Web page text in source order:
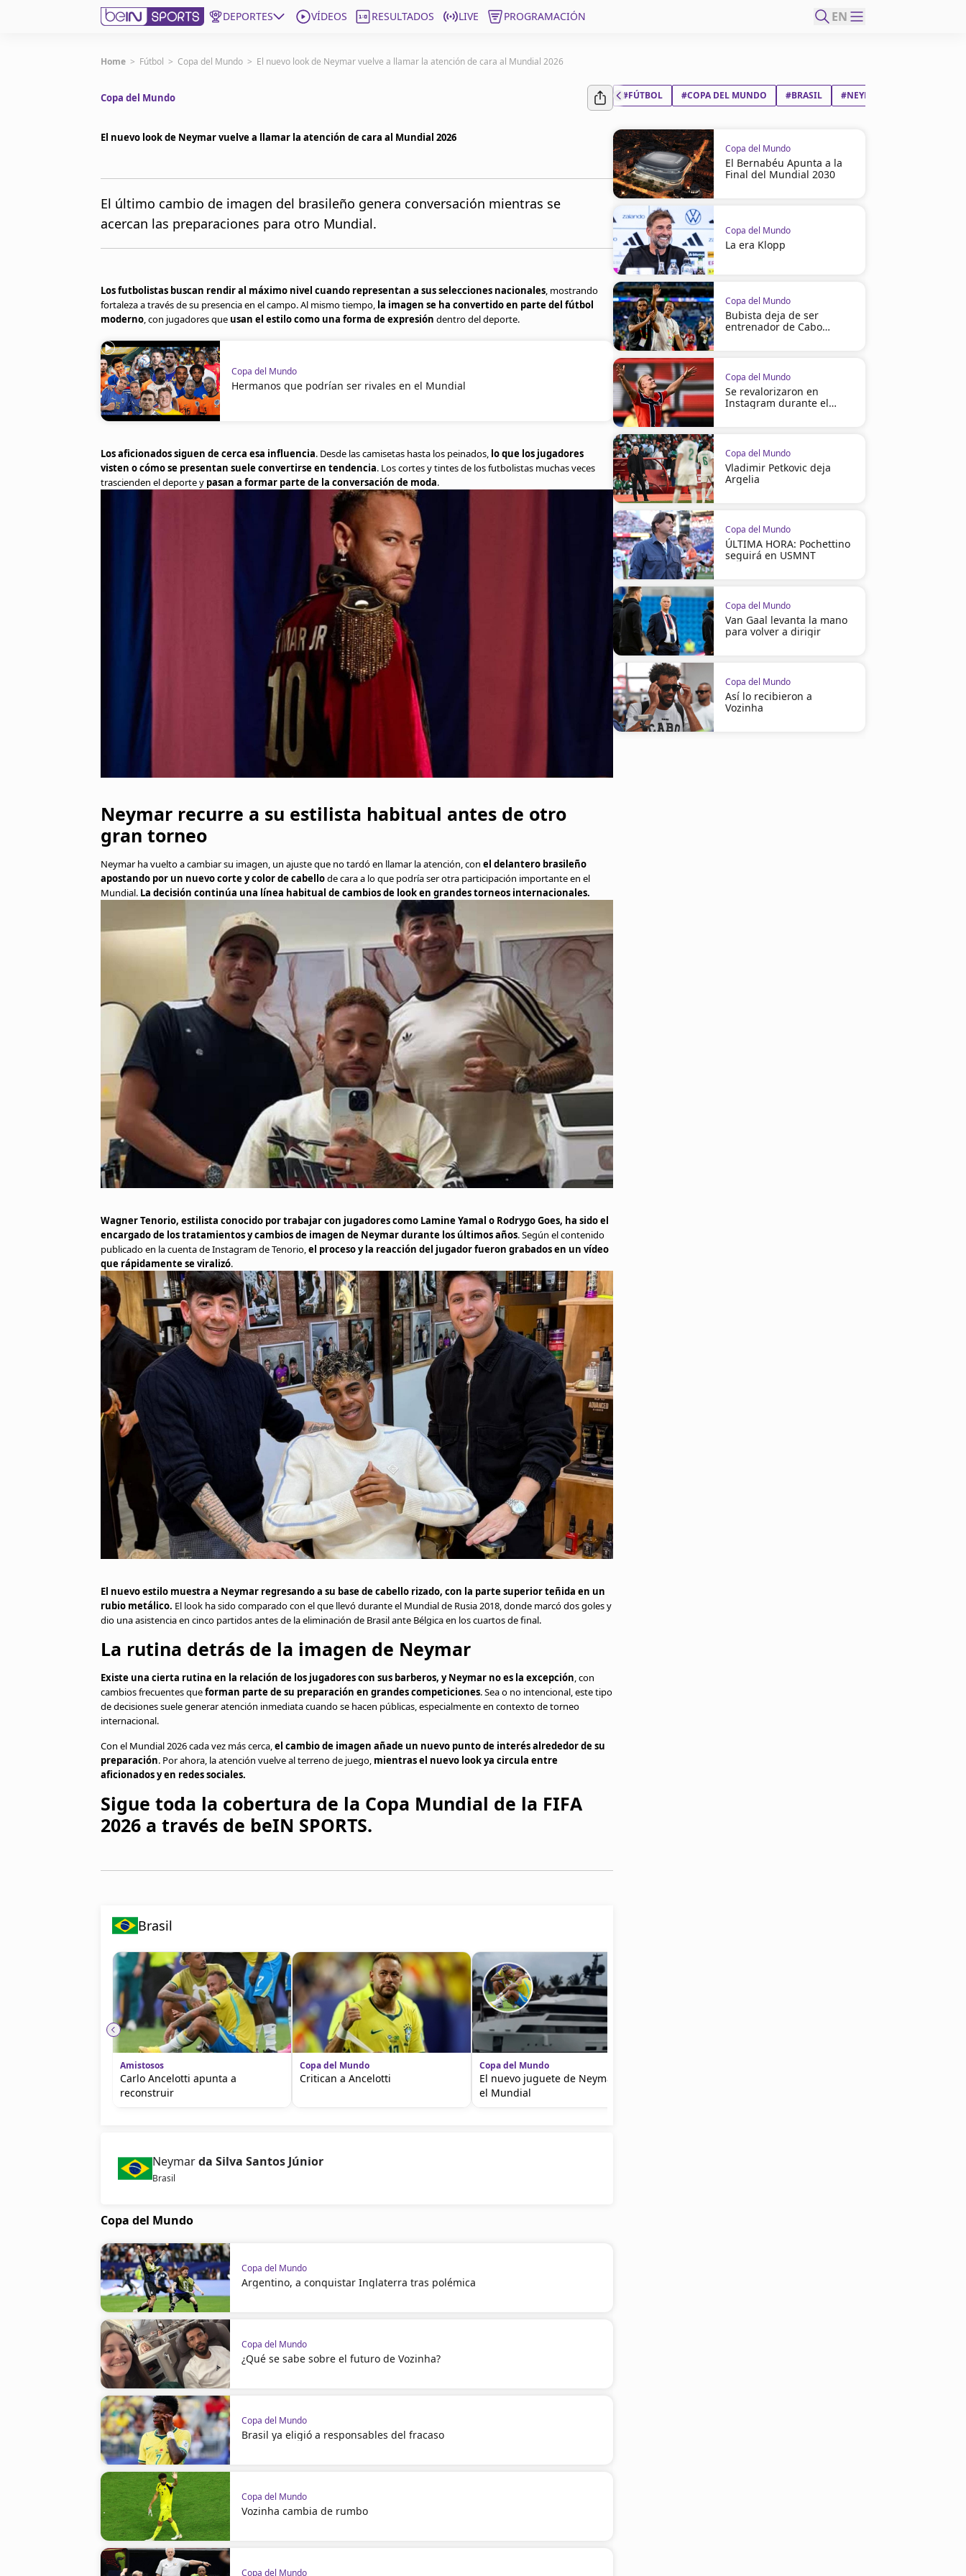
DEPORTES VÍDEOS RESULTADOS LIVE PROGRAMACIÓN EN
Get Bein
United States
Administrar notificaciones
Home > Fútbol > Copa del Mundo > El nuevo look de Neymar vuelve a llamar la atención de cara al Mundial 2026
Copa del Mundo
El nuevo look de Neymar vuelve a llamar la atención de cara al Mundial 2026
El último cambio de imagen del brasileño genera conversación mientras se
acercan las preparaciones para otro Mundial.
Los futbolistas buscan rendir al máximo nivel cuando representan a sus selecciones nacionales, mostrando
fortaleza a través de su presencia en el campo. Al mismo tiempo, la imagen se ha convertido en parte del fútbol
moderno, con jugadores que usan el estilo como una forma de expresión dentro del deporte.
Copa del Mundo
Hermanos que podrían ser rivales en el Mundial
Los aficionados siguen de cerca esa influencia. Desde las camisetas hasta los peinados, lo que los jugadores
visten o cómo se presentan suele convertirse en tendencia. Los cortes y tintes de los futbolistas muchas veces
trascienden el deporte y pasan a formar parte de la conversación de moda.
Neymar recurre a su estilista habitual antes de otro
gran torneo
Neymar ha vuelto a cambiar su imagen, un ajuste que no tardó en llamar la atención, con el delantero brasileño
apostando por un nuevo corte y color de cabellode cara a lo que podría ser otra participación importante en el
Mundial. La decisión continúa una línea habitual de cambios de look en grandes torneos internacionales.
Wagner Tenorio, estilista conocido por trabajar con jugadores como Lamine Yamal o Rodrygo Goes, ha sido el
encargado de los tratamientos y cambios de imagen de Neymar durante los últimos años. Según el contenido
publicado en la cuenta de Instagram de Tenorio,el proceso y la reacción del jugador fueron grabados en un vídeo
que rápidamente se viralizó.
El nuevo estilo muestra a Neymar regresando a su base de cabello rizado, con la parte superior teñida en un
rubio metálico. El look ha sido comparado con el que llevó durante el Mundial de Rusia 2018, donde marcó dos goles y
dio una asistencia en cinco partidos antes de la eliminación de Brasil ante Bélgica en los cuartos de final.
La rutina detrás de la imagen de Neymar
Existe una cierta rutina en la relación de los jugadores con sus barberos, y Neymar no es la excepción, con
cambios frecuentes queforman parte de su preparación en grandes competiciones. Sea o no intencional, este tipo
de decisiones suele generar atención inmediata cuando se hacen públicas, especialmente en contexto de torneo
internacional.
Con el Mundial 2026 cada vez más cerca,el cambio de imagen añade un nuevo punto de interés alrededor de su
preparación. Por ahora, la atención vuelve al terreno de juego, mientras el nuevo look ya circula entre
aficionados y en redes sociales.
Sigue toda la cobertura de la Copa Mundial de la FIFA
2026 a través de beIN SPORTS.
Brasil
Amistosos
Carlo Ancelotti apunta a
reconstruir
Copa del Mundo
Critican a Ancelotti
Copa del Mundo
El nuevo juguete de Neymar tras
el Mundial
Neymarda Silva Santos Júnior
Brasil
Copa del Mundo
Copa del Mundo
Argentino, a conquistar Inglaterra tras polémica
Copa del Mundo
¿Qué se sabe sobre el futuro de Vozinha?
Copa del Mundo
Brasil ya eligió a responsables del fracaso
Copa del Mundo
Vozinha cambia de rumbo
Copa del Mundo
#FÚTBOL #COPA DEL MUNDO #BRASIL #NEYMAR DA SILVA SANTOS
Copa del Mundo
El Bernabéu Apunta a la
Final del Mundial 2030
Copa del Mundo
La era Klopp
Copa del Mundo
Bubista deja de ser
entrenador de Cabo
Copa del Mundo
Se revalorizaron en
Instagram durante el
Copa del Mundo
Vladimir Petkovic deja
Argelia
Copa del Mundo
ÚLTIMA HORA: Pochettino
seguirá en USMNT
Copa del Mundo
Van Gaal levanta la mano
para volver a dirigir
Copa del Mundo
Así lo recibieron a
Vozinha